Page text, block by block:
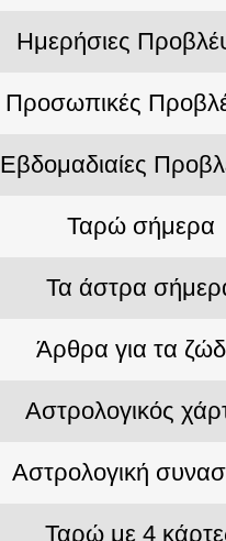
Ημερήσιες
Προσωπικές
Εβδομαδιαίες
Ταρώ σήμερα
Τα άστρα
Άρθρα για τα
Αστρολογικός
Αστρολογική
Ταρώ με 4